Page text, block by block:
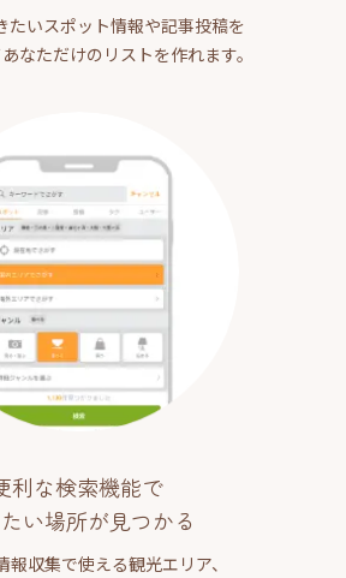
たいスポット情報や記事投稿を
なただけのリストを作れます。
利な検索機能で
い場所が見つかる
報収集で使える観光エリア、